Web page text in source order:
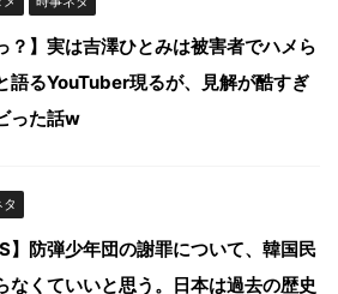
？】実は吉澤ひとみは被害者でハメら
語るYouTuber現るが、見解が酷すぎ
った話w
】防弾少年団の謝罪について、韓国民
なくていいと思う。日本は過去の歴史